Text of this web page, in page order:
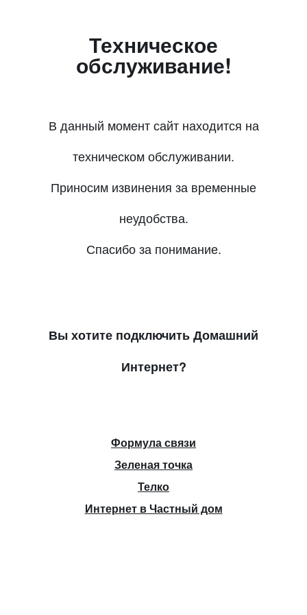
Техническое
обслуживание!
В данный момент сайт находится на
техническом обслуживании.
Приносим извинения за временные
неудобства.
Спасибо за понимание.
Вы хотите подключить Домашний
Интернет?
Формула связи
Зеленая точка
Телко
Интернет в Частный дом